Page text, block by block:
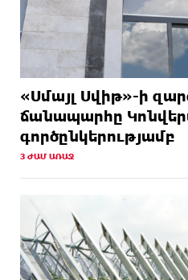
«Սմայլ Սվիթ»-ի
ճանապարհը
գործընկերությամբ
3 ԺԱՄ ԱՌԱՋ